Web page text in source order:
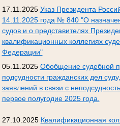
17.11.2025 Указ Президента
14.11.2025 года № 840 "О
судов и о представителях
квалификационных коллегиях
Федерации"
05.11.2025 Обобщение судебной
подсудности гражданских дел
заявлений в связи с
первое полугодие 2025 года.
27.10.2025 Квалификационная